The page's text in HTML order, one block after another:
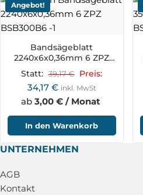
Angebot!
Bandsägeblatt
2240x6x0,36mm 6 ZPZ
BSB300B6
Statt: 39,17€ Preis:
34,17 € inkl. MwSt
ab 3,00 € / Monat
In den Warenkorb
UNTERNEHMEN
AGB
Kontakt